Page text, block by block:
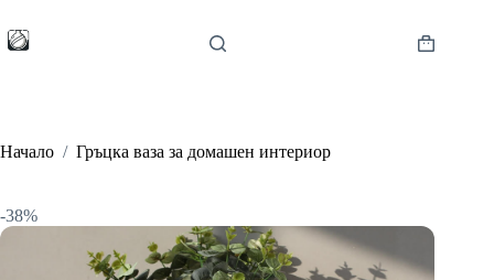
to
content
Shopping
Начало / Гръцка ваза за домашен интериор
-38%